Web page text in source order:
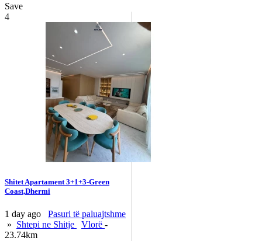
Save
4
Shitet Apartament 3+1+3-Green
Coast,Dhermi
1 day ago
Pasuri të paluajtshme
» Shtepi ne Shitje Vlorë -
23.74km